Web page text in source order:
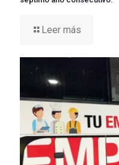
Leer más